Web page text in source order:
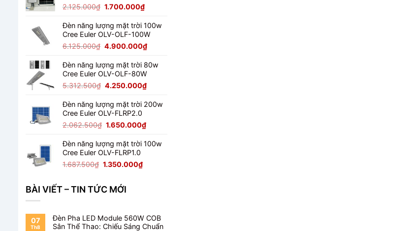
2.125.000₫ Giá
là:
2.125.000₫.
1.700.000₫Giá
tại
là:
1.700.000₫.
Đèn năng lượng mặt trời 100w
Cree Euler OLV-OLF-100W
6.125.000₫ Giá
là:
6.125.000₫.
4.900.000₫Giá
tại
là:
Đèn năng lượng mặt trời 80w
Cree Euler OLV-OLF-80W
5.312.500₫ Giá
là:
5.312.500₫.
4.250.000₫Giá
tại
Đèn năng lượng mặt trời 200w
Cree Euler OLV-FLRP2.0
2.062.500₫ Giá
là:
2.062.500₫.
1.650.000₫Giá
tại
Đèn năng lượng mặt trời 100w
Cree Euler OLV-FLRP1.0
1.687.500₫ Giá
1.687.500₫.
1.350.000₫Giá
BÀI VIẾT – TIN TỨC MỚI
07
Th8
Đèn Pha LED Module 560W COB
Sân Thể Thao: Chiếu Sáng Chuẩn